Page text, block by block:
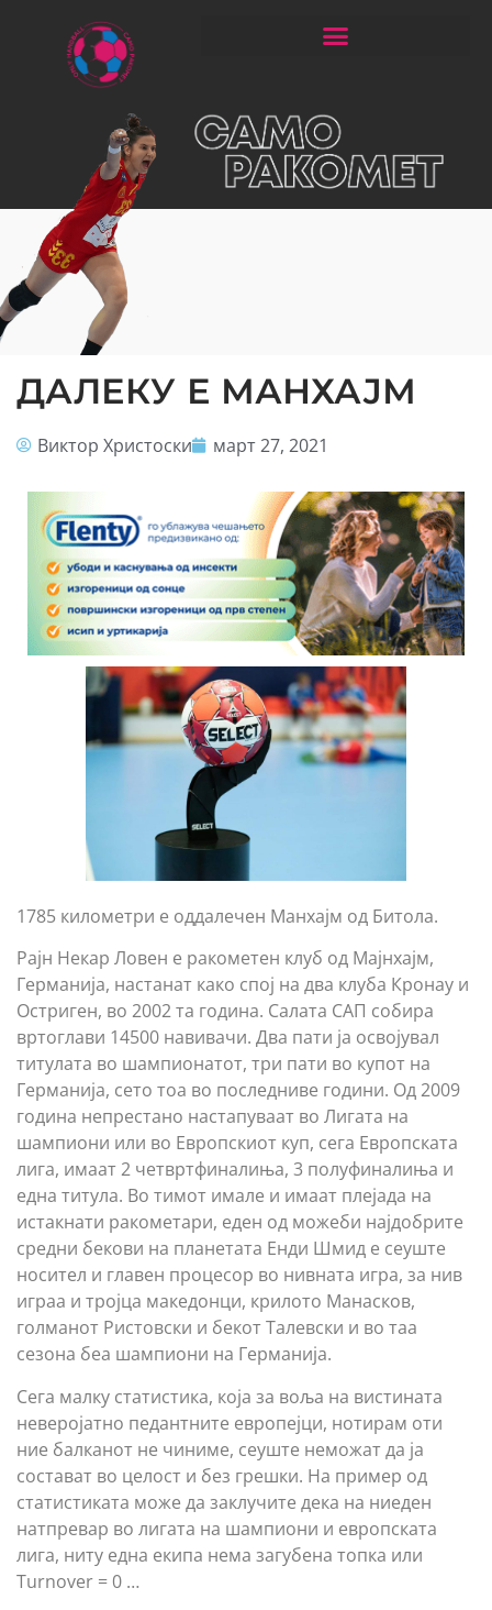
ДАЛЕКУ Е МАНХАЈМ
Виктор Христоски март 27, 2021
1785 километри е оддалечен Манхајм од Битола.
Рајн Некар Ловен е ракометен клуб од Мајнхајм,
Германија, настанат како спој на два клуба Кронау и
Остриген, во 2002 та година. Салата САП собира
вртоглави 14500 навивачи. Два пати ја освојувал
титулата во шампионатот, три пати во купот на
Германија, сето тоа во последниве години. Од 2009
година непрестано настапуваат во Лигата на
шампиони или во Европскиот куп, сега Европската
лига, имаат 2 четвртфиналиња, 3 полуфиналиња и
една титула. Во тимот имале и имаат плејада на
истакнати ракометари, еден од можеби најдобрите
средни бекови на планетата Енди Шмид е сеуште
носител и главен процесор во нивната игра, за нив
играа и тројца македонци, крилото Манасков,
голманот Ристовски и бекот Талевски и во таа
сезона беа шампиони на Германија.
Сега малку статистика, која за воља на вистината
неверојатно педантните европејци, нотирам оти
ние балканот не чиниме, сеуште неможат да ја
состават во целост и без грешки. На пример од
статистиката може да заклучите дека на ниеден
натпревар во лигата на шампиони и европската
лига, ниту една екипа нема загубена топка или
Turnover = 0 …